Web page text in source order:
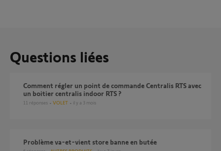
Questions liées
Comment régler un point de commande Centralis RTS avec
un boitier centralis indoor RTS ?
11 réponses VOLET il y a 3 mois
Problème va-et-vient store banne en butée